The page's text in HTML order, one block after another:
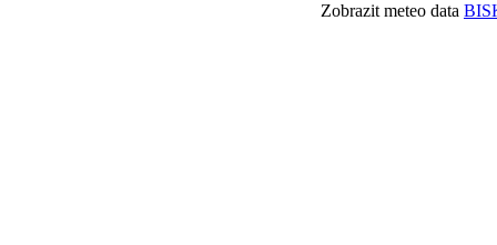
Zobrazit meteo data